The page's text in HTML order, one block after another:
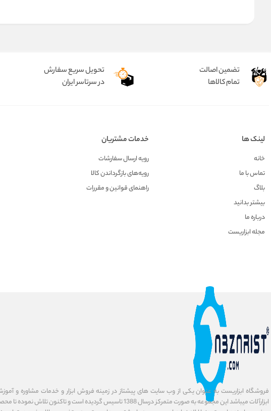
تضمین اصالت
تمام کالاها
تحویل سریع سفارش
در سرتاسر ایران
لینک ها
خانه
تماس با ما
بلاگ
بیشتر بدانید
درباره ما
مجله ابزاریست
خدمات مشتریان
رویه ارسال سفارشات
رویه‌های بازگرداندن کالا
راهنمای قوانین و مقررات
فروشگاه ابزاریست به عنوان یکی از وب سایت های پیشتاز در زمینه فروش ابزار و خدمات مشاوره و
ابزارآلات میباشد این مجموعه به صورت متمرکز درسال 1388 تاسیس گردیده است و تاکنون